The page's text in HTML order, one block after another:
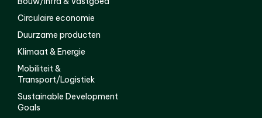
Circulaire economie
Duurzame producten
Klimaat & Energie
Mobiliteit &
Transport/Logistiek
Sustainable Development
Goals